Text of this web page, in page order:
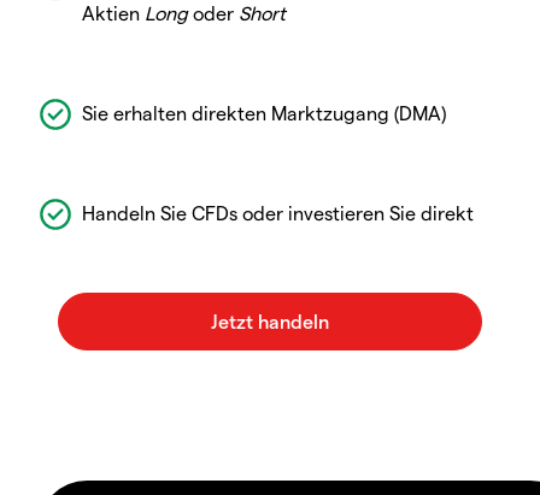
Aktien Longoder Short
Sie erhalten direkten Marktzugang (DMA)
Handeln Sie CFDs oder investieren Sie direkt